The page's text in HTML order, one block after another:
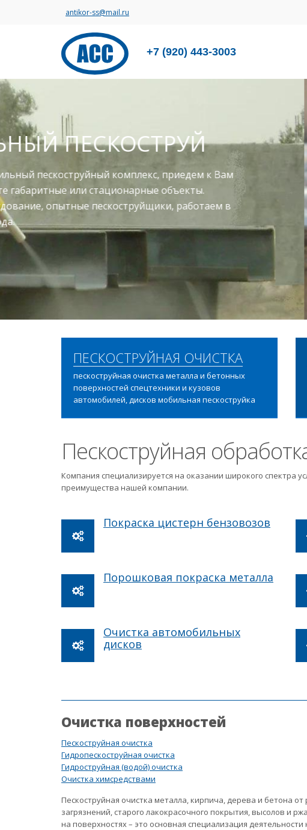
antikor-ss@mail.ru
+7 (920) 443-3003
ПЕСКОСТРУЙНАЯ ОЧИСТКА
пескоструйная очистка металла и бетонных
поверхностей спецтехники и кузовов
автомобилей, дисков мобильная пескоструйка
Пескоструйная
Компания специализируется на оказании широкого спектра
преимущества нашей компании.
Покраска цистерн бензовозов
Порошковая покраска металла
Очистка автомобильных
дисков
Очистка поверхностей
Пескоструйная очистка
Гидропескоструйная очистка
Гидроструйная (водой) очистка
Очистка химсредствами
Пескоструйная очистка металла, кирпича, дерева и бетона
загрязнений, старого лакокрасочного покрытия, высолов и
на поверхностях – это основная специализация